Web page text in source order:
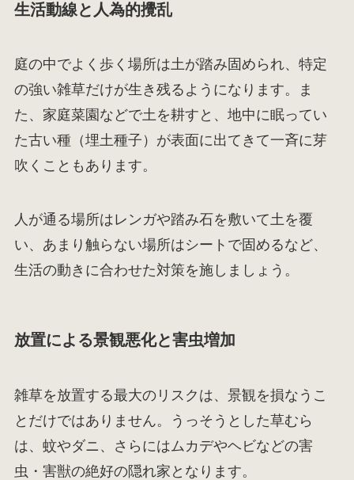
生活動線と人為的攪乱
庭の中でよく歩く場所は土が踏み固められ、特定
の強い雑草だけが生き残るようになります。ま
た、家庭菜園などで土を耕すと、地中に眠ってい
た古い種（埋土種子）が表面に出てきて一斉に芽
吹くこともあります。
人が通る場所はレンガや踏み石を敷いて土を覆
い、あまり触らない場所はシートで固めるなど、
生活の動きに合わせた対策を施しましょう。
放置による景観悪化と害虫増加
雑草を放置する最大のリスクは、景観を損なうこ
とだけではありません。うっそうとした草むら
は、蚊やダニ、さらにはムカデやヘビなどの害
虫・害獣の絶好の隠れ家となります。